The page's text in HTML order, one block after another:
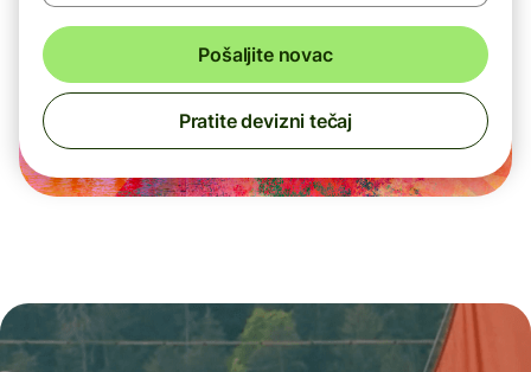
Pošaljite novac
Pratite devizni tečaj